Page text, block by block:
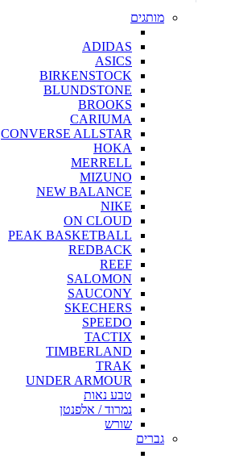
מותגים
ADIDAS
ASICS
BIRKENSTOCK
BLUNDSTONE
BROOKS
CARIUMA
CONVERSE ALLSTAR
HOKA
MERRELL
MIZUNO
NEW BALANCE
NIKE
ON CLOUD
PEAK BASKETBALL
REDBACK
REEF
SALOMON
SAUCONY
SKECHERS
SPEEDO
TACTIX
TIMBERLAND
TRAK
UNDER ARMOUR
טבע נאות
נמרוד / אלפנטן
שורש
גברים